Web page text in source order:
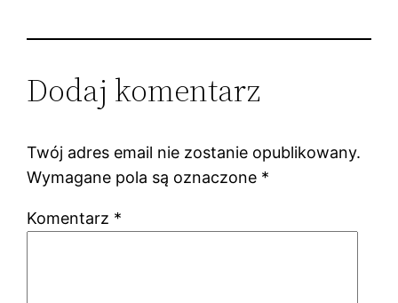
Dodaj komentarz
Twój adres email nie zostanie opublikowany.
Wymagane pola są oznaczone *
Komentarz *